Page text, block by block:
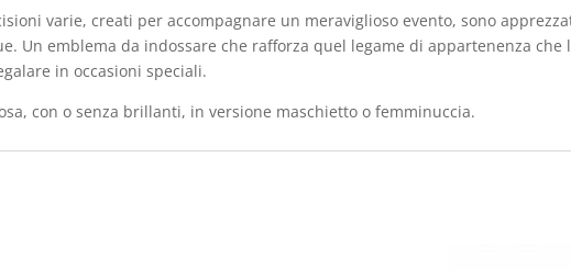
varie, creati per accompagnare un meraviglioso evento, sono
Un emblema da indossare che rafforza quel legame di appartenenza che
in occasioni speciali.
con o senza brillanti, in versione maschietto o femminuccia.